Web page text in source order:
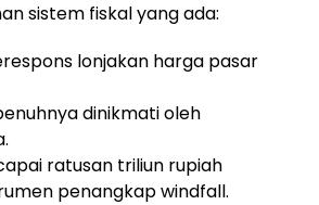
sistem fiskal yang ada:
lonjakan harga pasar
dinikmati oleh
ratusan triliun rupiah
penangkap windfall.